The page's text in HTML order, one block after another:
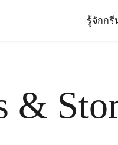
รู้จักกรี
&